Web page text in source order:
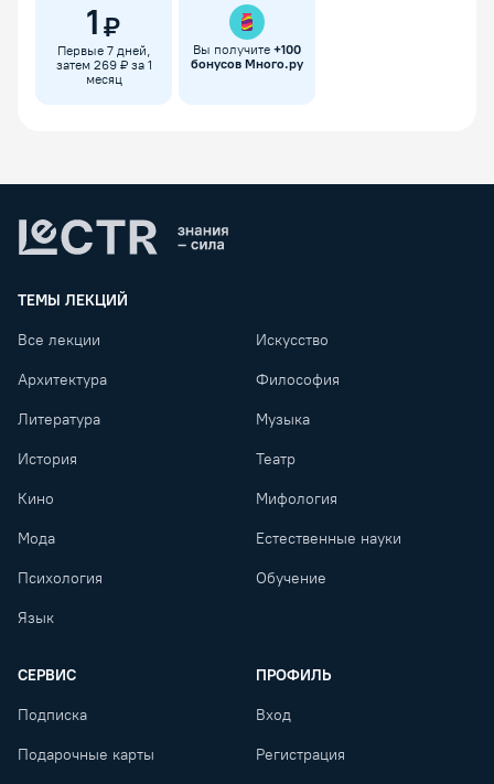
1 ₽
Первые 7 дней,
затем 269 ₽ за 1
месяц
Вы получите +100
бонусов Много.ру
ТЕМЫ ЛЕКЦИЙ
Все лекции Искусство
Архитектура Философия
Литература Музыка
История Театр
Кино Мифология
Мода Естественные науки
Психология Обучение
Язык
СЕРВИС
Подписка
Подарочные карты
ПРОФИЛЬ
Вход
Регистрация